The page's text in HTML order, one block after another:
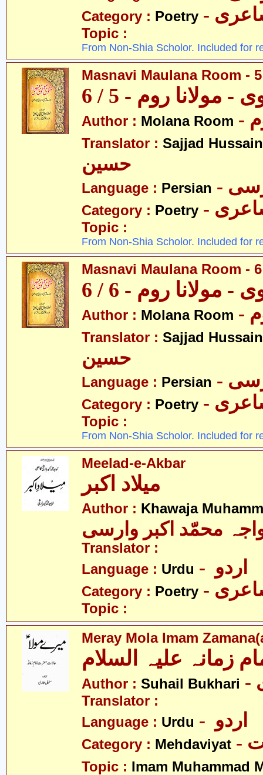
Category : Poetry
Topic :
From Non-Shia Scholor. Included for
Masnavi Maulana Room -
- مولانا روم - 5 / 6
Author : Molana Room
Translator : Sajjad Hussain
حسین
Language : Persian
Category : Poetry
Topic :
From Non-Shia Scholor. Included for
Masnavi Maulana Room -
- مولانا روم - 6 / 6
Author : Molana Room
Translator : Sajjad Hussain
حسین
Language : Persian
Category : Poetry
Topic :
From Non-Shia Scholor. Included for
Meelad-e-Akbar
میلاد اکبر
Author : Khawaja
محمّد اکبر وارسی
Translator :
Language : Urdu
Category : Poetry
Topic :
Meray Mola Imam
زمانہ علیہ السلام
Author : Suhail Bukhari
Translator :
Language : Urdu
Category : Mehdaviyat
Topic : Imam Muhammad